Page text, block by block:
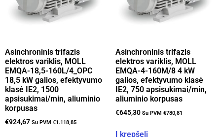
Asinchroninis trifazis
elektros variklis, MOLL
EMQA-18,5-160L/4_OPC
18,5 kW galios, efektyvumo
klasė IE2, 1500
apsisukimai/min, aliuminio
korpusas
€924,67 Su PVM €1.118,85
Asinchroninis trifazis
elektros variklis, MOLL
EMQA-4-160M/8 4 kW
galios, efektyvumo klasė
IE2, 750 apsisukimai/min,
aliuminio korpusas
€645,30 Su PVM €780,81
Į krepšelį